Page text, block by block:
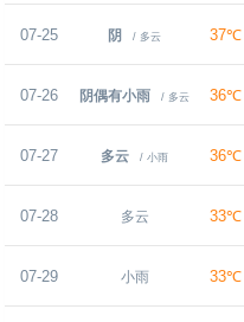
07-25 阴 / 多云 37℃
07-26 阴偶有小雨 / 多云 36℃
07-27 多云 / 小雨 36℃
07-28 多云 33℃
07-29 小雨 33℃